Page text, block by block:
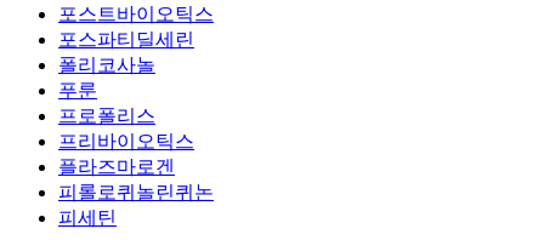
포스트바이오틱스
포스파티딜세린
폴리코사놀
푸룬
프로폴리스
프리바이오틱스
플라즈마로겐
피롤로퀴놀린퀴논
피세틴